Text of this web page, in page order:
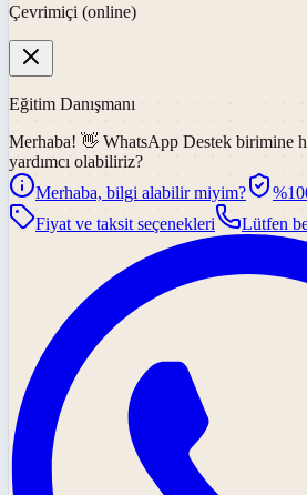
Çevrimiçi (online)
Eğitim Danışmanı
Merhaba! 👋 WhatsApp Destek birimine
yardımcı olabiliriz?
Merhaba, bilgi alabilir miyim?
Fiyat ve taksit seçenekleri
Lütfen